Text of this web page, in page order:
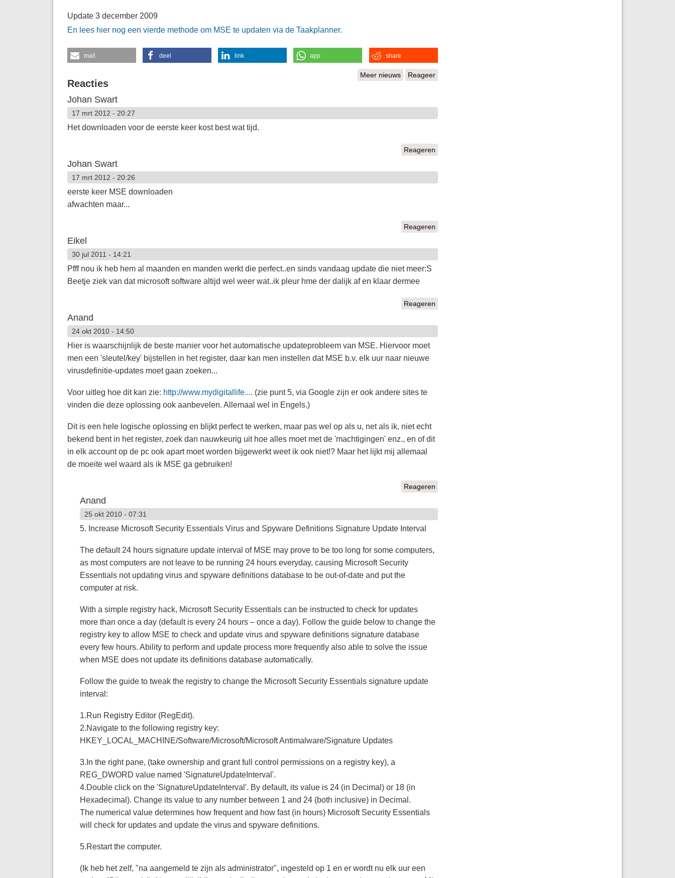
Update 3 december 2009
En lees hier nog een vierde methode om MSE te updaten via de Taakplanner.
mail deel link app share
Meer nieuws Reageer
Reacties
Johan Swart
17 mrt 2012 - 20:27
Het downloaden voor de eerste keer kost best wat tijd.
Reageren
Johan Swart
17 mrt 2012 - 20:26
eerste keer MSE downloaden
afwachten maar...
Reageren
Eikel
30 jul 2011 - 14:21
Pfff nou ik heb hem al maanden en manden werkt die perfect..en sinds vandaag update die niet meer:S
Beetje ziek van dat microsoft software altijd wel weer wat..ik pleur hme der dalijk af en klaar dermee
Reageren
Anand
24 okt 2010 - 14:50
Hier is waarschijnlijk de beste manier voor het automatische updateprobleem van MSE. Hiervoor moet
men een 'sleutel/key' bijstellen in het register, daar kan men instellen dat MSE b.v. elk uur naar nieuwe
virusdefinitie-updates moet gaan zoeken...
Voor uitleg hoe dit kan zie: http://www.mydigitallife.... (zie punt 5, via Google zijn er ook andere sites te
vinden die deze oplossing ook aanbevelen. Allemaal wel in Engels.)
Dit is een hele logische oplossing en blijkt perfect te werken, maar pas wel op als u, net als ik, niet echt
bekend bent in het register, zoek dan nauwkeurig uit hoe alles moet met de 'machtigingen' enz., en of dit
in elk account op de pc ook apart moet worden bijgewerkt weet ik ook niet!? Maar het lijkt mij allemaal
de moeite wel waard als ik MSE ga gebruiken!
Reageren
Anand
25 okt 2010 - 07:31
5. Increase Microsoft Security Essentials Virus and Spyware Definitions Signature Update Interval
The default 24 hours signature update interval of MSE may prove to be too long for some computers,
as most computers are not leave to be running 24 hours everyday, causing Microsoft Security
Essentials not updating virus and spyware definitions database to be out-of-date and put the
computer at risk.
With a simple registry hack, Microsoft Security Essentials can be instructed to check for updates
more than once a day (default is every 24 hours – once a day). Follow the guide below to change the
registry key to allow MSE to check and update virus and spyware definitions signature database
every few hours. Ability to perform and update process more frequently also able to solve the issue
when MSE does not update its definitions database automatically.
Follow the guide to tweak the registry to change the Microsoft Security Essentials signature update
interval:
1.Run Registry Editor (RegEdit).
2.Navigate to the following registry key:
HKEY_LOCAL_MACHINE/Software/Microsoft/Microsoft Antimalware/Signature Updates
3.In the right pane, (take ownership and grant full control permissions on a registry key), a
REG_DWORD value named 'SignatureUpdateInterval'.
4.Double click on the 'SignatureUpdateInterval'. By default, its value is 24 (in Decimal) or 18 (in
Hexadecimal). Change its value to any number between 1 and 24 (both inclusive) in Decimal.
The numerical value determines how frequent and how fast (in hours) Microsoft Security Essentials
will check for updates and update the virus and spyware definitions.
5.Restart the computer.
(Ik heb het zelf, "na aangemeld te zijn als administrator", ingesteld op 1 en er wordt nu elk uur een